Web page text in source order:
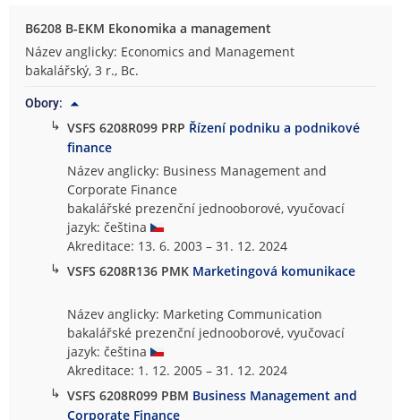
B6208 B-EKM Ekonomika a management
Název anglicky: Economics and Management
bakalářský, 3 r., Bc.
Obory:
↳ VSFS 6208R099 PRP Řízení podniku a podnikové
finance
Název anglicky: Business Management and
Corporate Finance
bakalářské prezenční jednooborové, vyučovací
jazyk: čeština
Akreditace: 13. 6. 2003 – 31. 12. 2024
↳ VSFS 6208R136 PMK Marketingová komunikace
Název anglicky: Marketing Communication
bakalářské prezenční jednooborové, vyučovací
jazyk: čeština
Akreditace: 1. 12. 2005 – 31. 12. 2024
↳ VSFS 6208R099 PBM Business Management and
Corporate Finance